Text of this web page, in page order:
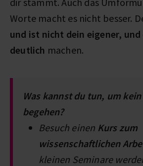
Worte macht es nicht besser.
und ist nicht dein eigener, und
deutlich machen.
Was kannst du tun, um
begehen?
Besuch einen Kurs zum
wissenschaftlichen
kleinen Seminare